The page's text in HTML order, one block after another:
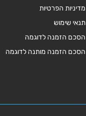
מדיניות הפרטיות
תנאי שימוש
הסכם הזמנה לדוגמה
הסכם הזמנה מותנה לדוגמה